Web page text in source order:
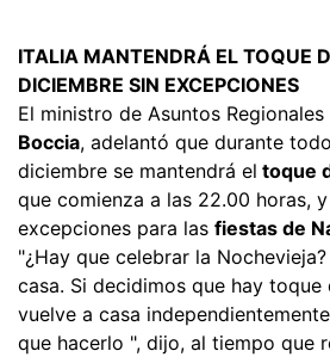
ITALIA MANTENDRÁ EL TOQUE
DICIEMBRE SIN EXCEPCIONES
El ministro de Asuntos
Boccia, adelantó que durante
diciembre se mantendrá el toque
que comienza a las 22.00 horas,
excepciones para las fiestas de
"¿Hay que celebrar la
casa. Si decidimos que hay toque
vuelve a casa
que hacerlo ", dijo, al tiempo que